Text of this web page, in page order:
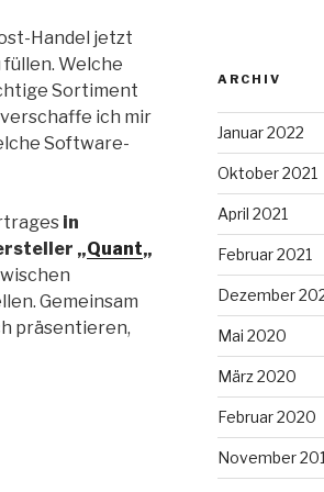
Handel jetzt
füllen. Welche
Sortiment
ich mir
Software-
in
„Quant„
Gemeinsam
präsentieren,
ARCHIV
Januar 2022
Oktober 2021
April 2021
Februar 2021
Dezember
Mai 2020
März 2020
Februar 2020
November